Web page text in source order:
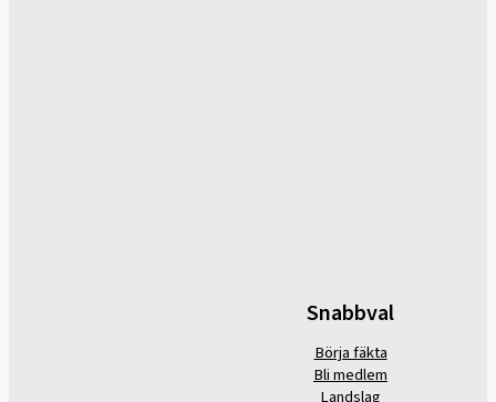
Snabbval
Börja fäkta
Bli medlem